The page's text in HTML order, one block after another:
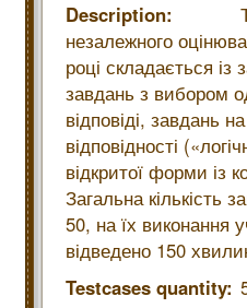
Description:
незалежного
році складається
завдань з вибором
відповіді, завдань
відповідності
відкритої форми із
Загальна кількість
50, на їх виконання
відведено 150
Testcases quantity: